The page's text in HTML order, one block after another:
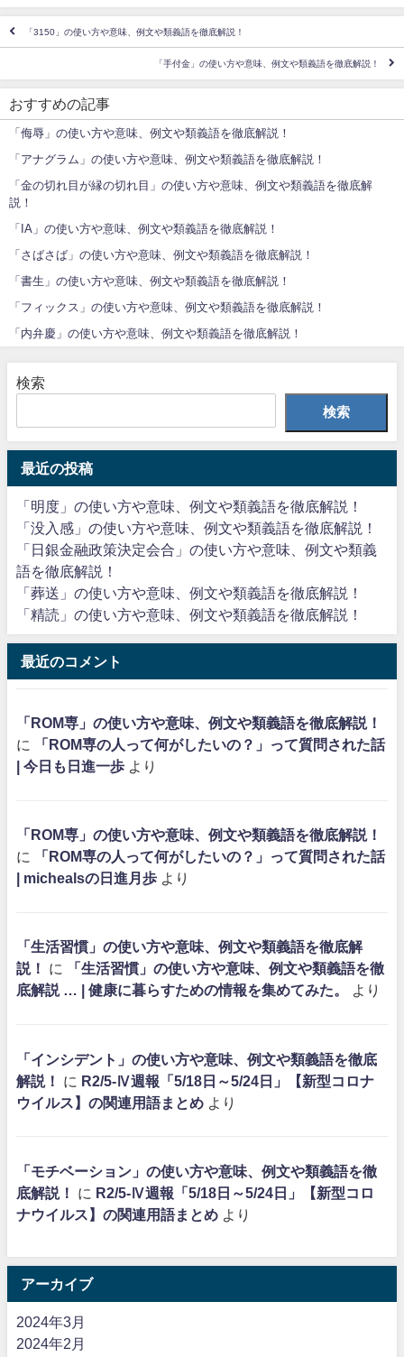
「3150」の使い方や意味、例文や類義語を徹底解説！
「手付金」の使い方や意味、例文や類義語を徹底解説！
おすすめの記事
「侮辱」の使い方や意味、例文や類義語を徹底解説！
「アナグラム」の使い方や意味、例文や類義語を徹底解説！
「金の切れ目が縁の切れ目」の使い方や意味、例文や類義語を徹底解
説！
「IA」の使い方や意味、例文や類義語を徹底解説！
「さばさば」の使い方や意味、例文や類義語を徹底解説！
「書生」の使い方や意味、例文や類義語を徹底解説！
「フィックス」の使い方や意味、例文や類義語を徹底解説！
「内弁慶」の使い方や意味、例文や類義語を徹底解説！
検索
検索
最近の投稿
「明度」の使い方や意味、例文や類義語を徹底解説！
「没入感」の使い方や意味、例文や類義語を徹底解説！
「日銀金融政策決定会合」の使い方や意味、例文や類義
語を徹底解説！
「葬送」の使い方や意味、例文や類義語を徹底解説！
「精読」の使い方や意味、例文や類義語を徹底解説！
最近のコメント
「ROM専」の使い方や意味、例文や類義語を徹底解説！
に
「ROM専の人って何がしたいの？」って質問された話
| 今日も日進一歩 より
「ROM専」の使い方や意味、例文や類義語を徹底解説！
に
「ROM専の人って何がしたいの？」って質問された話
| michealsの日進月歩 より
「生活習慣」の使い方や意味、例文や類義語を徹底解
説！
に
「生活習慣」の使い方や意味、例文や類義語を徹
底解説 … | 健康に暮らすための情報を集めてみた。
より
「インシデント」の使い方や意味、例文や類義語を徹底
解説！
に R2/5-Ⅳ週報「5/18日～5/24日」【新型コロナ
ウイルス】の関連用語まとめ より
「モチベーション」の使い方や意味、例文や類義語を徹
底解説！
に R2/5-Ⅳ週報「5/18日～5/24日」【新型コロ
ナウイルス】の関連用語まとめ より
アーカイブ
2024年3月
2024年2月